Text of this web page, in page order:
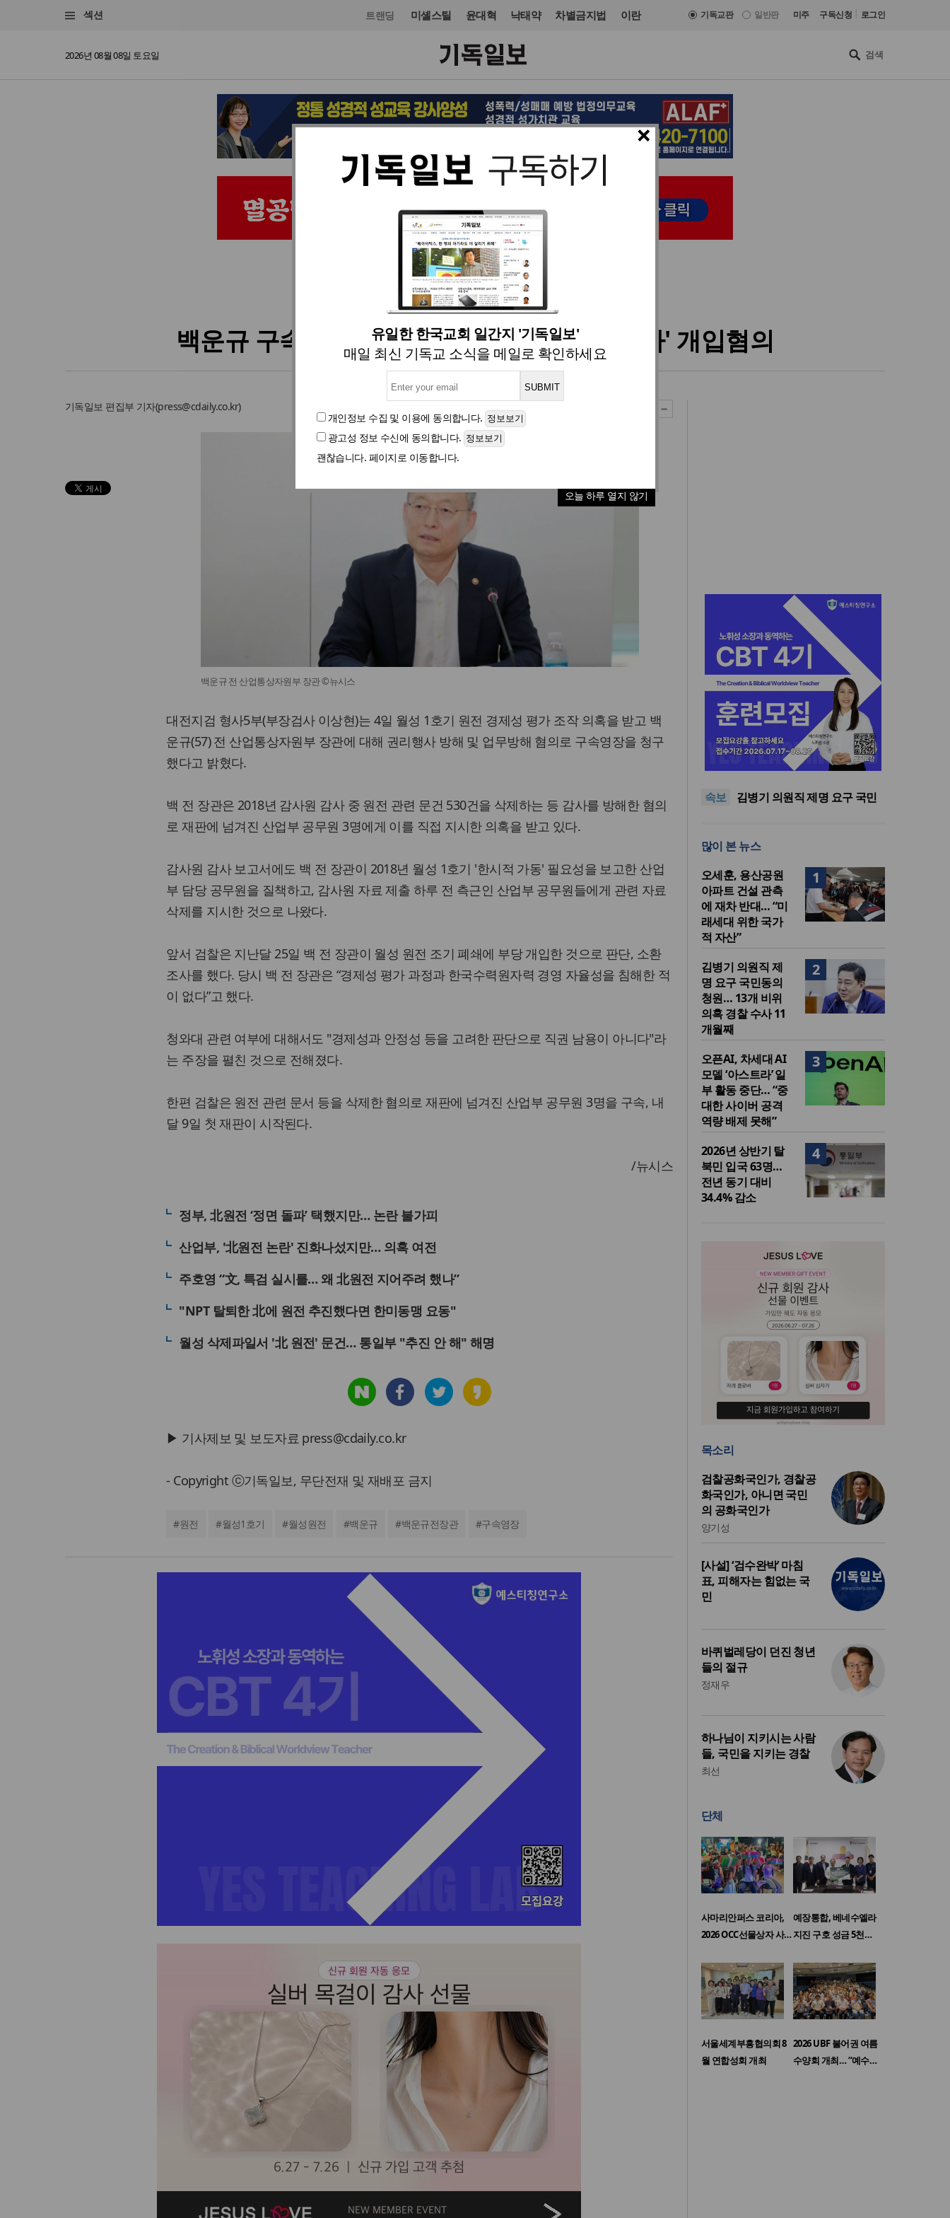
섹션 트랜딩 미셸스틸 윤대혁 낙태약 차별금지법 이란 기독교판 일반판 미주 구독신청 로그인
2026년 08월 08일 토요일
×
유일한 한국교회 일간지 '기독일보'
매일 최신 기독교 소식을 메일로 확인하세요
개인정보 수집 및 이용에 동의합니다.
광고성 정보 수신에 동의합니다.
괜찮습니다. 페이지로 이동합니다.
오늘 하루 열지 않기
정치일반 입력 2021. 02. 04 18:07
백운규 구속영장 청구… '월성원전 경제성평가' 개입혐의
기독일보 편집부 기자(press@cdaily.co.kr)
백운규 전 산업통상자원부 장관 ©뉴시스
대전지검 형사5부(부장검사 이상현)는 4일 월성 1호기 원전 경제성 평가 조작 의혹을 받고 백
운규(57) 전 산업통상자원부 장관에 대해 권리행사 방해 및 업무방해 혐의로 구속영장을 청구
했다고 밝혔다.
백 전 장관은 2018년 감사원 감사 중 원전 관련 문건 530건을 삭제하는 등 감사를 방해한 혐의
로 재판에 넘겨진 산업부 공무원 3명에게 이를 직접 지시한 의혹을 받고 있다.
감사원 감사 보고서에도 백 전 장관이 2018년 월성 1호기 '한시적 가동' 필요성을 보고한 산업
부 담당 공무원을 질책하고, 감사원 자료 제출 하루 전 측근인 산업부 공무원들에게 관련 자료
삭제를 지시한 것으로 나왔다.
앞서 검찰은 지난달 25일 백 전 장관이 월성 원전 조기 폐쇄에 부당 개입한 것으로 판단, 소환
조사를 했다. 당시 백 전 장관은 “경제성 평가 과정과 한국수력원자력 경영 자율성을 침해한 적
이 없다”고 했다.
청와대 관련 여부에 대해서도 "경제성과 안정성 등을 고려한 판단으로 직권 남용이 아니다"라
는 주장을 펼친 것으로 전해졌다.
한편 검찰은 원전 관련 문서 등을 삭제한 혐의로 재판에 넘겨진 산업부 공무원 3명을 구속, 내
달 9일 첫 재판이 시작된다.
/뉴시스
정부, 北원전 ‘정면 돌파’ 택했지만… 논란 불가피
산업부, '北원전 논란' 진화나섰지만… 의혹 여전
주호영 “文, 특검 실시를… 왜 北원전 지어주려 했나”
"NPT 탈퇴한 北에 원전 추진했다면 한미동맹 요동"
월성 삭제파일서 '北 원전' 문건… 통일부 "추진 안 해" 해명
▶ 기사제보 및 보도자료 press@cdaily.co.kr
- Copyright ⓒ기독일보, 무단전재 및 재배포 금지
#원전 #월성1호기 #월성원전 #백운규 #백운규전장관 #구속영장
속보
기감 이대위, 감신대 도서관에
퀴어서적 ‘별도 부스’ 마련 조치
2026년 상반기 탈북민 입국 63
소
라’ 일부 활동 중단… “중대한 사
김병기 의원직 제명 요구 국민
위한 국가적 자산”
퀴어서적 ‘별도 부스’ 마련 조치
2026년 상반기 탈북민 입국 63
명… 전년 동기 대비 34.4% 감
소
많이 본 뉴스
1
오세훈, 용산공원
아파트 건설 관측
에 재차 반대… “미
래세대 위한 국가
적 자산”
2
김병기 의원직 제
명 요구 국민동의
청원… 13개 비위
의혹 경찰 수사 11
개월째
3
오픈AI, 차세대 AI
모델 ‘아스트라’ 일
부 활동 중단… “중
대한 사이버 공격
역량 배제 못해”
4
2026년 상반기 탈
북민 입국 63명…
전년 동기 대비
34.4% 감소
목소리
검찰공화국인가, 경찰공
화국인가, 아니면 국민
의 공화국인가
양기성
[사설] ‘검수완박’ 마침
표, 피해자는 힘없는 국
민
바퀴벌레당이 던진 청년
들의 절규
정재우
하나님이 지키시는 사람
들, 국민을 지키는 경찰
최선
단체
사마리안퍼스 코리아,
2026 OCC선물상자 사…
예장통합, 베네수엘라
지진 구호 성금 5천…
서울세계부흥협의회 8
월 연합성회 개최
2026 UBF 불어권 여름
수양회 개최… “예수…